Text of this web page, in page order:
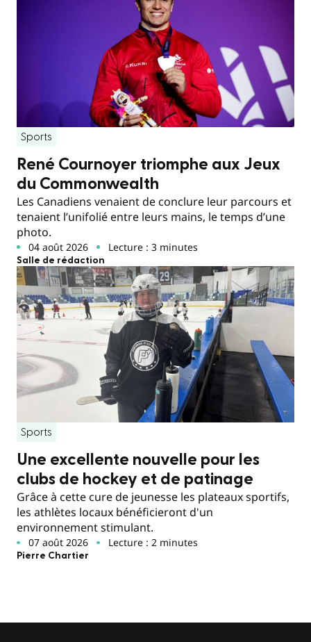
Sports
René Cournoyer triomphe aux Jeux
du Commonwealth
Les Canadiens venaient de conclure leur parcours et
tenaient l’unifolié entre leurs mains, le temps d’une
photo.
04 août 2026 Lecture : 3 minutes
Salle de rédaction
Sports
Une excellente nouvelle pour les
clubs de hockey et de patinage
Grâce à cette cure de jeunesse les plateaux sportifs,
les athlètes locaux bénéficieront d'un
environnement stimulant.
07 août 2026 Lecture : 2 minutes
Pierre Chartier